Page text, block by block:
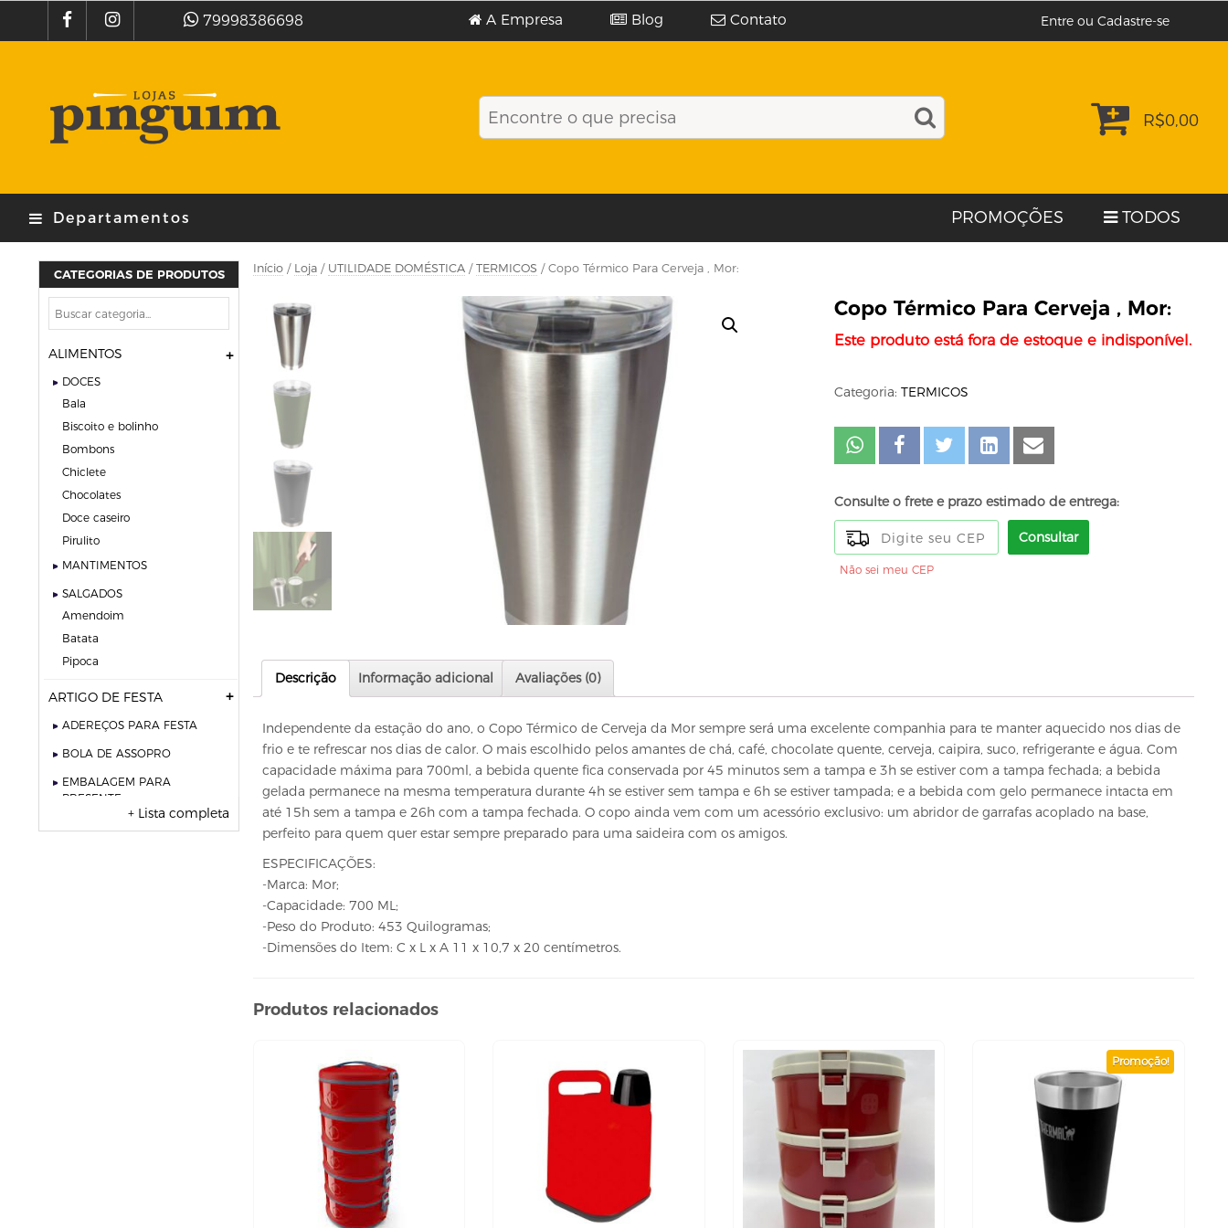
79998386698 A Empresa Blog Contato Entre ou Cadastre-se
R$0,00
Departamentos PROMOÇÕES TODOS
Início / Loja / UTILIDADE DOMÉSTICA / TERMICOS / Copo Térmico Para Cerveja , Mor:
Copo Térmico Para Cerveja , Mor:
Este produto está fora de estoque e indisponível.
Categoria: TERMICOS
Consulte o frete e prazo estimado de entrega:
Consultar
Não sei meu CEP
Descrição Informação adicional Avaliações (0)
Independente da estação do ano, o Copo Térmico de Cerveja da Mor sempre será uma excelente companhia para te manter aquecido nos dias de
frio e te refrescar nos dias de calor. O mais escolhido pelos amantes de chá, café, chocolate quente, cerveja, caipira, suco, refrigerante e água. Com
capacidade máxima para 700ml, a bebida quente fica conservada por 45 minutos sem a tampa e 3h se estiver com a tampa fechada; a bebida
gelada permanece na mesma temperatura durante 4h se estiver sem tampa e 6h se estiver tampada; e a bebida com gelo permanece intacta em
até 15h sem a tampa e 26h com a tampa fechada. O copo ainda vem com um acessório exclusivo: um abridor de garrafas acoplado na base,
perfeito para quem quer estar sempre preparado para uma saideira com os amigos.
ESPECIFICAÇÕES:
-Marca: Mor;
-Capacidade: 700 ML;
-Peso do Produto: 453 Quilogramas;
-Dimensões do Item: C x L x A 11 x 10,7 x 20 centímetros.
Produtos relacionados
Promoção!
CATEGORIAS DE PRODUTOS
ALIMENTOS
DOCES
bala
biscoito e bolinho
bombons
chiclete
chocolates
doce caseiro
pirulito
MANTIMENTOS
SALGADOS
amendoim
batata
pipoca
ARTIGO DE FESTA
ADEREÇOS PARA FESTA
BOLA DE ASSOPRO
EMBALAGEM PARA
PRESENTE
+ Lista completa